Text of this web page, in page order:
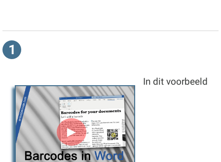
1
►
In dit voorbeeld